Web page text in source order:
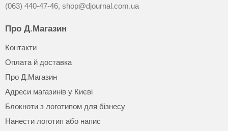
(063) 440-47-46, shop@djournal.com.ua
Про Д.Магазин
Контакти
Оплата й доставка
Про Д.Магазин
Адреси магазинів у Києві
Блокноти з логотипом для бізнесу
Нанести логотип або напис